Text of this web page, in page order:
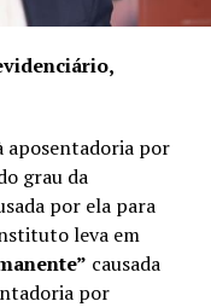
aposentadoria por
grau da
por ela para
leva em
causada
por